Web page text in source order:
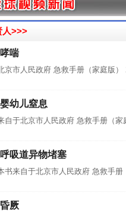
人>>>
喘
京市人民政府 急救手册（家庭
幼儿窒息
自于北京市人民政府 急救手册（
吸道异物堵塞
书来自于北京市人民政府 急救手
厥